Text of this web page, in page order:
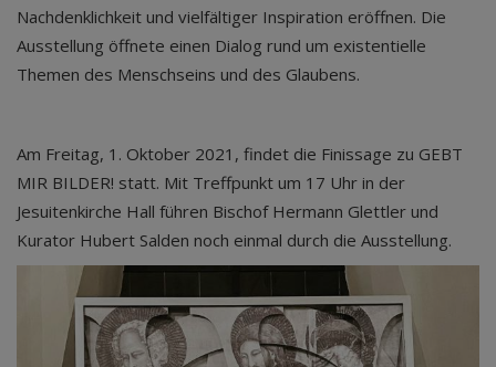
Nachdenklichkeit und vielfältiger Inspiration eröffnen. Die
Ausstellung öffnete einen Dialog rund um existentielle
Themen des Menschseins und des Glaubens.
Am Freitag, 1. Oktober 2021, findet die Finissage zu GEBT
MIR BILDER! statt. Mit Treffpunkt um 17 Uhr in der
Jesuitenkirche Hall führen Bischof Hermann Glettler und
Kurator Hubert Salden noch einmal durch die Ausstellung.